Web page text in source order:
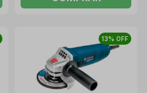
13% OFF